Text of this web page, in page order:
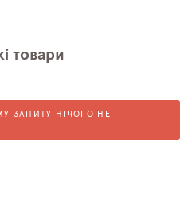
товари
ЗАПИТУ НІЧОГО НЕ